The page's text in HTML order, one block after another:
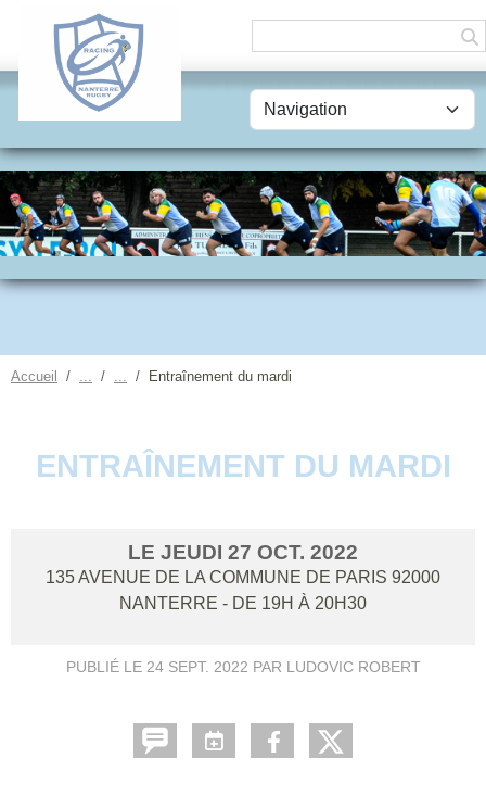
Accueil Entraînement du mardi
ENTRAÎNEMENT DU MARDI
LE JEUDI 27 OCT. 2022
135 AVENUE DE LA COMMUNE DE PARIS 92000
NANTERRE - DE 19H À 20H30
PUBLIÉ LE 24 SEPT. 2022 PAR LUDOVIC ROBERT
Panneau de gestion des cookies